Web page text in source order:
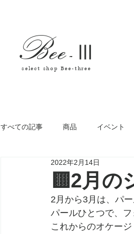
Bee- Ⅲ
select shop Bee-three
すべての記事 商品 イベント
🟨2月の
2022年2月14日
2月から3月は、パ
パールひとつで、
これからのオケー